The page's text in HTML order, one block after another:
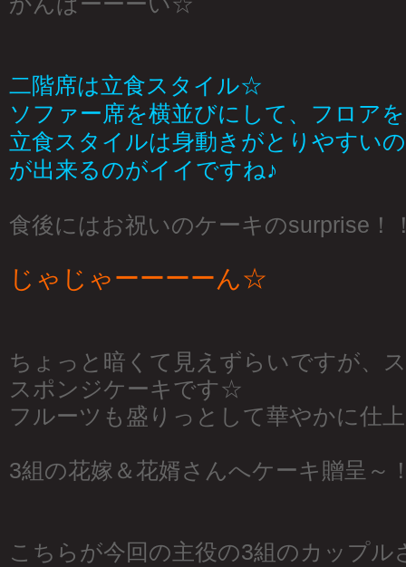
二階席は立食スタイル☆
ソファー席を横並びにして、フロア
立食スタイルは身動きがとりやすい
が出来るのがイイですね♪
食後にはお祝いのケーキのsurprise！
じゃじゃーーーーん☆
ちょっと暗くて見えずらいですが、
スポンジケーキです☆
フルーツも盛りっとして華やかに仕
3組の花嫁＆花婿さんへケーキ贈呈～
こちらが今回の主役の3組のカップ